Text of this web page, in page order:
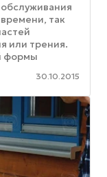
так
или трения.
формы
...
30.10.2015